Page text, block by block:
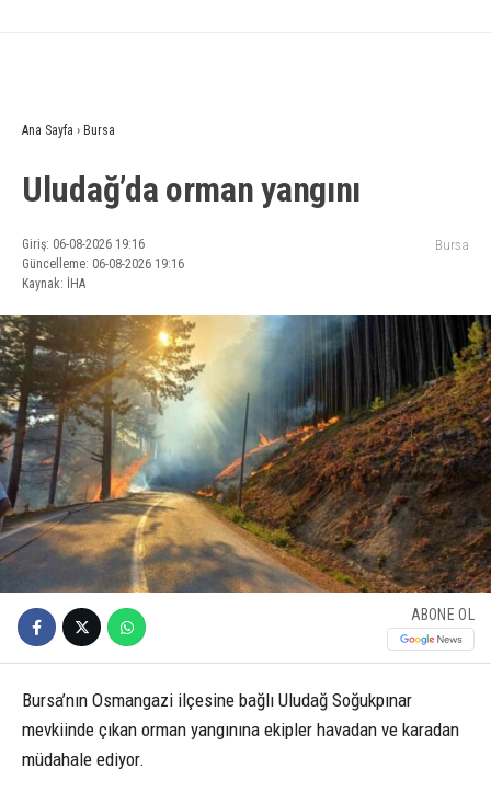
Ana Sayfa › Bursa
Uludağ’da orman yangını
Giriş: 06-08-2026 19:16
Güncelleme: 06-08-2026 19:16
Kaynak: İHA
Bursa
ABONE OL
Bursa’nın Osmangazi ilçesine bağlı Uludağ Soğukpınar
mevkiinde çıkan orman yangınına ekipler havadan ve karadan
müdahale ediyor.